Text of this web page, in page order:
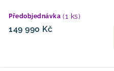
Předobjednávka (1 ks)
149 990 Kč